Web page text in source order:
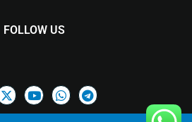
FOLLOW US